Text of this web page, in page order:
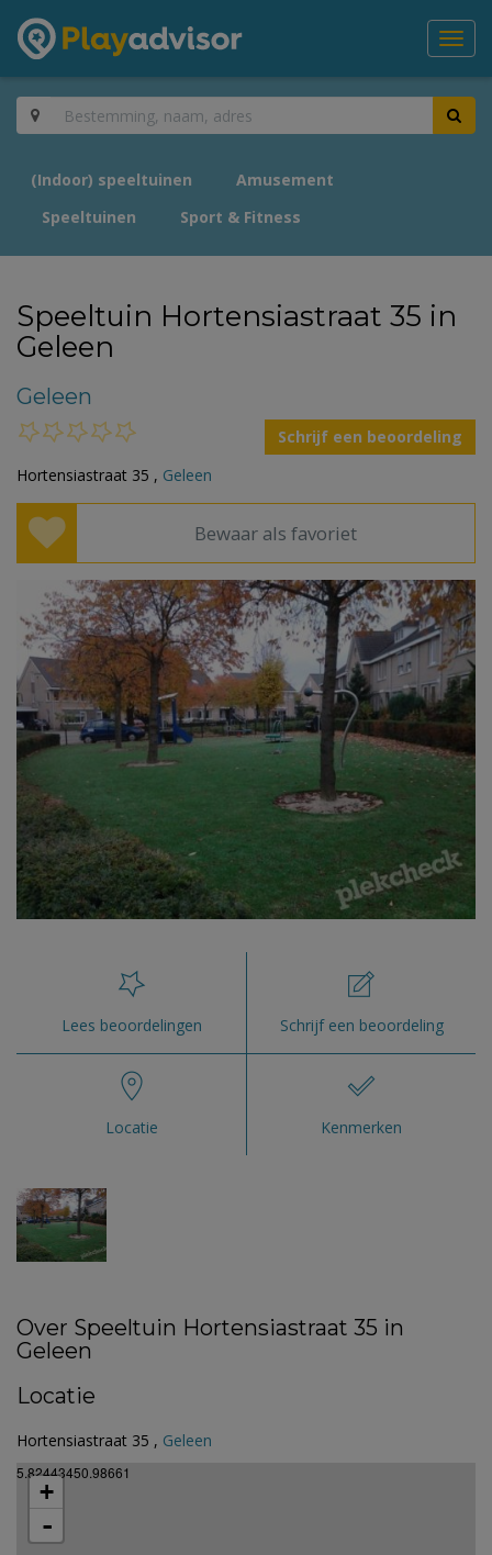
(Indoor) speeltuinen
Amusement
Speeltuinen
Sport & Fitness
Speeltuin Hortensiastraat 35 in
Geleen
Geleen
Schrijf een beoordeling
Hortensiastraat 35 , Geleen
Bewaar als favoriet
Lees beoordelingen Schrijf een beoordeling
Locatie Kenmerken
Over Speeltuin Hortensiastraat 35 in
Geleen
Locatie
Hortensiastraat 35 , Geleen
5.82443450.98661
+
-